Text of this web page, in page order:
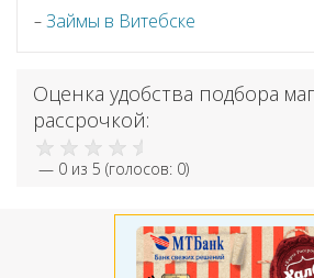
Займы в Витебске
Оценка удобства подбора
рассрочкой:
— 0 из 5 (голосов: 0)